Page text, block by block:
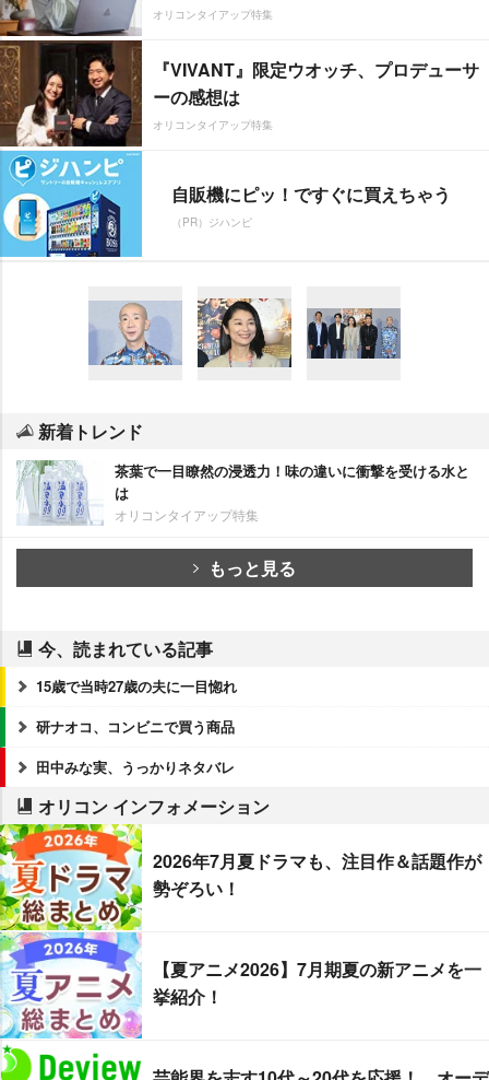
オリコンタイアップ特集
『VIVANT』限定ウオッチ、プロデューサ
ーの感想は
オリコンタイアップ特集
自販機にピッ！ですぐに買えちゃう
（PR）ジハンピ
新着トレンド
茶葉で一目瞭然の浸透力！味の違いに衝撃を受ける水と
は
オリコンタイアップ特集
もっと見る
今、読まれている記事
15歳で当時27歳の夫に一目惚れ
研ナオコ、コンビニで買う商品
田中みな実、うっかりネタバレ
オリコン インフォメーション
2026年7月夏ドラマも、注目作＆話題作が
勢ぞろい！
【夏アニメ2026】7月期夏の新アニメを一
挙紹介！